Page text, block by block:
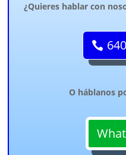
¿Quieres hablar con
O háblanos